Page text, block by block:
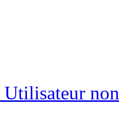
Utilisateur